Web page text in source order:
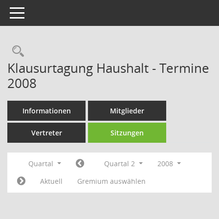
Toggle navigation
Rechercheauswahl
Klausurtagung Haushalt - Termine
2008
Informationen Mitglieder
Vertreter Sitzungen
Quartal Quartal 2
2008
Aktuell
Gremium auswählen